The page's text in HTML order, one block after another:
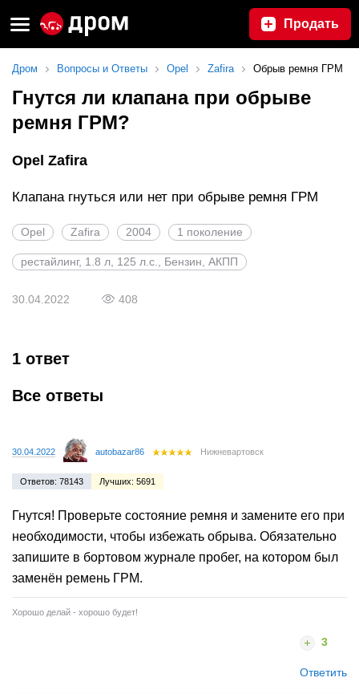
Продать
Дром Вопросы и Ответы Opel Zafira Обрыв ремня ГРМ
Гнутся ли клапана при обрыве
ремня ГРМ?
Opel Zafira
Клапана гнуться или нет при обрыве ремня ГРМ
Opel Zafira 2004 1 поколение
рестайлинг, 1.8 л, 125 л.с., Бензин, АКПП
30.04.2022 408
1 ответ
Все ответы
30.04.2022 autobazar86 Нижневартовск
Ответов: 78143 Лучших: 5691
Гнутся! Проверьте состояние ремня и замените его при
необходимости, чтобы избежать обрыва. Обязательно
запишите в бортовом журнале пробег, на котором был
заменён ремень ГРМ.
Хорошо делай - хорошо будет!
3
Ответить